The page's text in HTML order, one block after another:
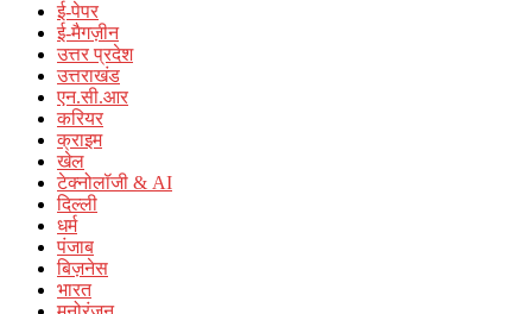
ई-पेपर
ई-मैगज़ीन
उत्तर प्रदेश
उत्तराखंड
एन.सी.आर
करियर
क्राइम
खेल
टेक्नोलॉजी & AI
दिल्ली
धर्म
पंजाब
बिज़नेस
भारत